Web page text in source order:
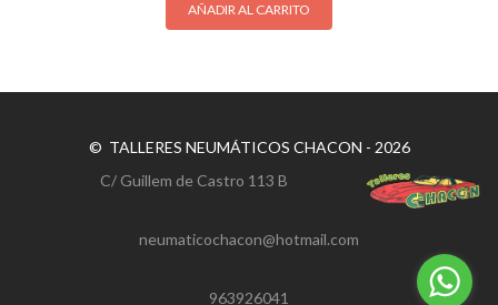
AÑADIR AL CARRITO
© TALLERES NEUMÁTICOS CHACON - 2026
C/ Guillem de Castro 113 B
neumaticochacon@hotmail.com
963926041